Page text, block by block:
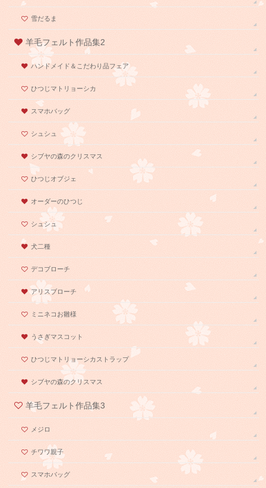
雪だるま
羊毛フェルト作品集2
ハンドメイド＆こだわり品フェア
ひつじマトリョーシカ
スマホバッグ
シュシュ
シブヤの森のクリスマス
ひつじオブジェ
オーダーのひつじ
シュシュ
犬二種
デコブローチ
アリスブローチ
ミニネコお雛様
うさぎマスコット
ひつじマトリョーシカストラップ
シブヤの森のクリスマス
羊毛フェルト作品集3
メジロ
チワワ親子
スマホバッグ